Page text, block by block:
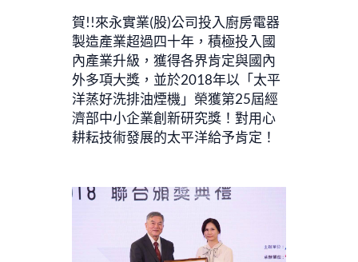
賀!!來永實業(股)公司投入廚房電器
製造產業超過四十年，積極投入國
內產業升級，獲得各界肯定與國內
外多項大獎，並於2018年以「太平
洋蒸好洗排油煙機」榮獲第25屆經
濟部中小企業創新研究獎！對用心
耕耘技術發展的太平洋給予肯定！